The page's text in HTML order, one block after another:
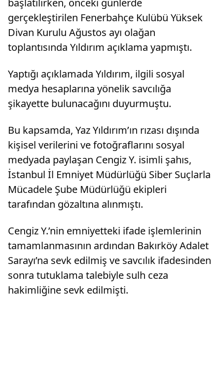
başlatılırken, önceki günlerde
gerçekleştirilen Fenerbahçe Kulübü Yüksek
Divan Kurulu Ağustos ayı olağan
toplantısında Yıldırım açıklama yapmıştı.
Yaptığı açıklamada Yıldırım, ilgili sosyal
medya hesaplarına yönelik savcılığa
şikayette bulunacağını duyurmuştu.
Bu kapsamda, Yaz Yıldırım’ın rızası dışında
kişisel verilerini ve fotoğraflarını sosyal
medyada paylaşan Cengiz Y. isimli şahıs,
İstanbul İl Emniyet Müdürlüğü Siber Suçlarla
Mücadele Şube Müdürlüğü ekipleri
tarafından gözaltına alınmıştı.
Cengiz Y.’nin emniyetteki ifade işlemlerinin
tamamlanmasının ardından Bakırköy Adalet
Sarayı’na sevk edilmiş ve savcılık ifadesinden
sonra tutuklama talebiyle sulh ceza
hakimliğine sevk edilmişti.